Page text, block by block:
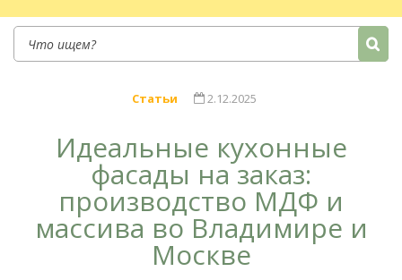
Статьи 2.12.2025
Идеальные кухонные
фасады на заказ:
производство МДФ и
массива во Владимире и
Москве